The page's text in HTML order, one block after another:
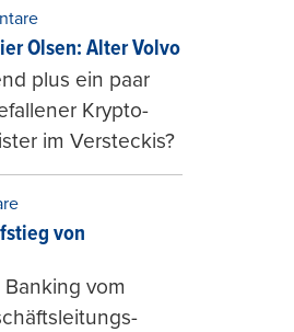
Olsen: Alter Volvo
plus ein paar
Krypto-
im Versteckis?
von
vom